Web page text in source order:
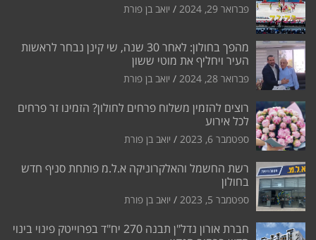
פברואר 29, 2024 יואב בן פורת
מהפך בחולון: לאחר 30 שנה, שי קינן נבחר לראשות
העיר ויחליף את מוטי ששון
פברואר 28, 2024 יואב בן פורת
רוצים להזמין משלוח פרחים לחולון? הזמינו זר פרחים
לכל אירוע
ספטמבר 6, 2023 יואב בן פורת
רשת החשמל והאלקרוניקה א.ל.מ פותחת סניף חדש
בחולון
ספטמבר 5, 2023 יואב בן פורת
חברת אורון נדל"ן תבנה 270 יח"ד בפרוייטק פינוי בינוי